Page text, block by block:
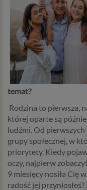
temat?
Rodzina to pierwsza,
której oparte są
ludźmi. Od pierwszych
grupy społecznej, w
priorytety. Kiedy
oczy, najpierw
9 miesięcy nosiła Cię
radość jej